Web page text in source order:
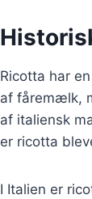
Ricotta har
af fåremælk,
af italiensk
er ricotta
I Italien er